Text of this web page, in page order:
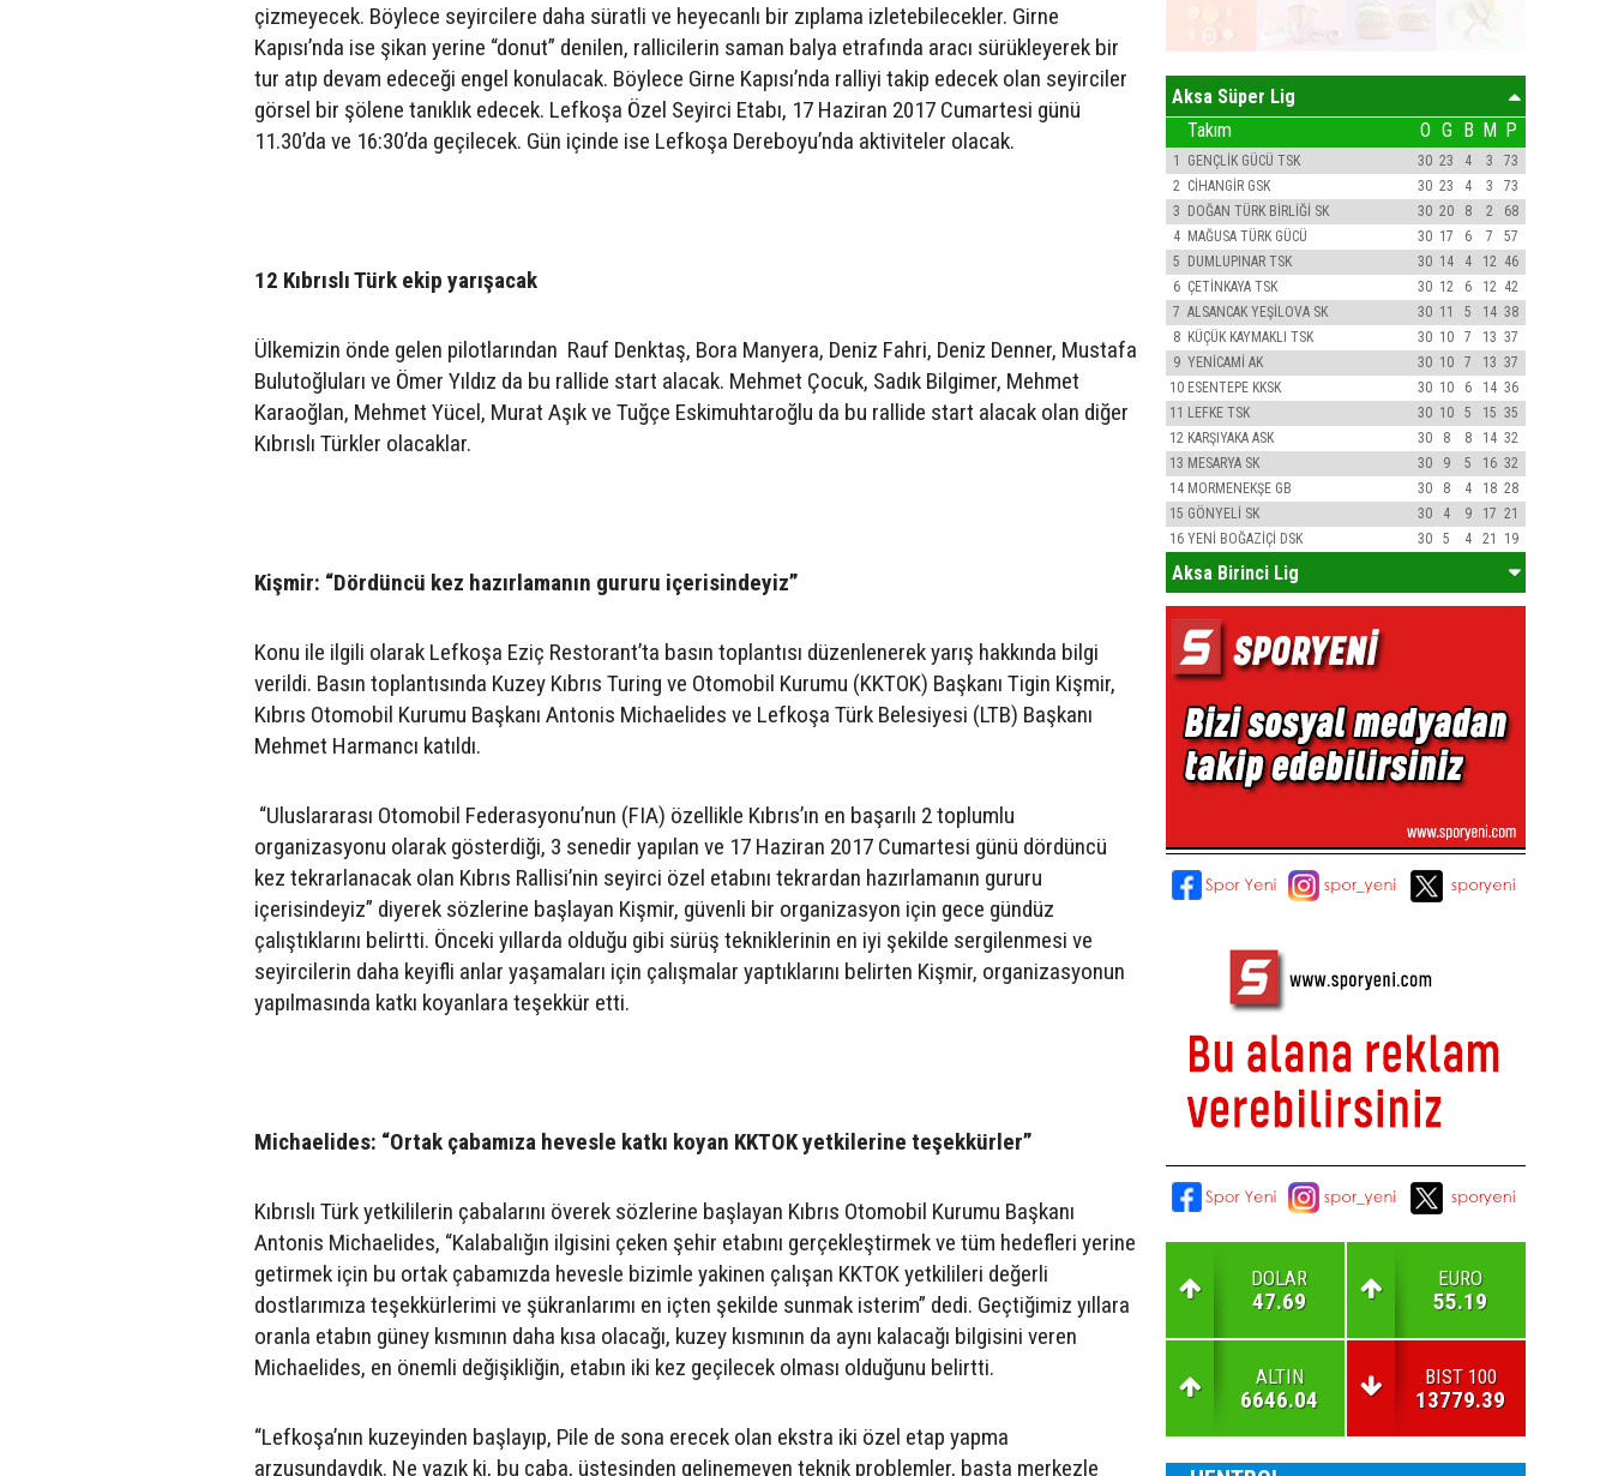
çizmeyecek. Böylece seyircilere daha süratli ve heyecanlı bir zıplama izletebilecekler. Girne
Kapısı’nda ise şikan yerine “donut” denilen, rallicilerin saman balya etrafında aracı sürükleyerek bir
tur atıp devam edeceği engel konulacak. Böylece Girne Kapısı’nda ralliyi takip edecek olan seyirciler
görsel bir şölene tanıklık edecek. Lefkoşa Özel Seyirci Etabı, 17 Haziran 2017 Cumartesi günü
11.30’da ve 16:30’da geçilecek. Gün içinde ise Lefkoşa Dereboyu’nda aktiviteler olacak.
12 Kıbrıslı Türk ekip yarışacak
Ülkemizin önde gelen pilotlarından Rauf Denktaş, Bora Manyera, Deniz Fahri, Deniz Denner, Mustafa
Bulutoğluları ve Ömer Yıldız da bu rallide start alacak. Mehmet Çocuk, Sadık Bilgimer, Mehmet
Karaoğlan, Mehmet Yücel, Murat Aşık ve Tuğçe Eskimuhtaroğlu da bu rallide start alacak olan diğer
Kıbrıslı Türkler olacaklar.
Kişmir: “Dördüncü kez hazırlamanın gururu içerisindeyiz”
Konu ile ilgili olarak Lefkoşa Eziç Restorant’ta basın toplantısı düzenlenerek yarış hakkında bilgi
verildi. Basın toplantısında Kuzey Kıbrıs Turing ve Otomobil Kurumu (KKTOK) Başkanı Tigin Kişmir,
Kıbrıs Otomobil Kurumu Başkanı Antonis Michaelides ve Lefkoşa Türk Belesiyesi (LTB) Başkanı
Mehmet Harmancı katıldı.
“Uluslararası Otomobil Federasyonu’nun (FIA) özellikle Kıbrıs’ın en başarılı 2 toplumlu
organizasyonu olarak gösterdiği, 3 senedir yapılan ve 17 Haziran 2017 Cumartesi günü dördüncü
kez tekrarlanacak olan Kıbrıs Rallisi’nin seyirci özel etabını tekrardan hazırlamanın gururu
içerisindeyiz” diyerek sözlerine başlayan Kişmir, güvenli bir organizasyon için gece gündüz
çalıştıklarını belirtti. Önceki yıllarda olduğu gibi sürüş tekniklerinin en iyi şekilde sergilenmesi ve
seyircilerin daha keyifli anlar yaşamaları için çalışmalar yaptıklarını belirten Kişmir, organizasyonun
yapılmasında katkı koyanlara teşekkür etti.
Michaelides: “Ortak çabamıza hevesle katkı koyan KKTOK yetkilerine teşekkürler”
Kıbrıslı Türk yetkililerin çabalarını överek sözlerine başlayan Kıbrıs Otomobil Kurumu Başkanı
Antonis Michaelides, “Kalabalığın ilgisini çeken şehir etabını gerçekleştirmek ve tüm hedefleri yerine
getirmek için bu ortak çabamızda hevesle bizimle yakinen çalışan KKTOK yetkilileri değerli
dostlarımıza teşekkürlerimi ve şükranlarımı en içten şekilde sunmak isterim” dedi. Geçtiğimiz yıllara
oranla etabın güney kısmının daha kısa olacağı, kuzey kısmının da aynı kalacağı bilgisini veren
Michaelides, en önemli değişikliğin, etabın iki kez geçilecek olması olduğunu belirtti.
“Lefkoşa’nın kuzeyinden başlayıp, Pile de sona erecek olan ekstra iki özel etap yapma
arzusundaydık. Ne yazık ki, bu çaba, üstesinden gelinemeyen teknik problemler, başta merkezle
Aksa Süper Lig
Takım O G B M P
1 GENÇLİK GÜCÜ TSK 30 23 4 3
73
2 CİHANGİR GSK 30 23 4 3
73
3 DOĞAN TÜRK BİRLİĞİ SK 30 20 8 2
68
4 MAĞUSA TÜRK GÜCÜ 30 17 6 7
57
5 DUMLUPINAR TSK 30 14 4 12 46
6 ÇETİNKAYA TSK 30 12 6 12 42
7 ALSANCAK YEŞİLOVA SK 30 11 5 14 38
8 KÜÇÜK KAYMAKLI TSK 30 10 7 13 37
9 YENİCAMİ AK 30 10 7 13 37
10 ESENTEPE KKSK 30 10 6 14 36
11 LEFKE TSK 30 10 5 15 35
12 KARŞIYAKA ASK 30 8 8 14 32
13 MESARYA SK 30 9 5 16 32
14 MORMENEKŞE GB 30 8 4 18 28
15 GÖNYELİ SK 30 4 9 17 21
16 YENİ BOĞAZİÇİ DSK 30 5 4 21 19
Aksa Birinci Lig
DOLAR
47.69
EURO
55.19
ALTIN
6646.04
BIST 100
13779.39